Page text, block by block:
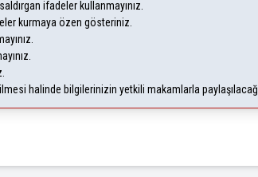
ifadeler kullanmayınız.
kurmaya özen gösteriniz.
halinde bilgilerinizin yetkili makamlarla